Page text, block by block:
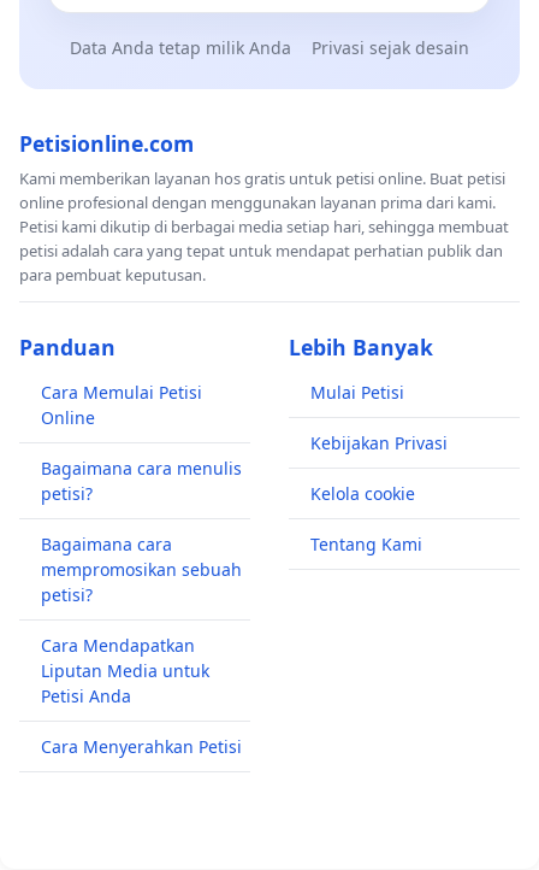
Data Anda tetap milik Anda Privasi sejak desain
Petisionline.com
Kami memberikan layanan hos gratis untuk petisi online. Buat petisi
online profesional dengan menggunakan layanan prima dari kami.
Petisi kami dikutip di berbagai media setiap hari, sehingga membuat
petisi adalah cara yang tepat untuk mendapat perhatian publik dan
para pembuat keputusan.
Panduan
Cara Memulai Petisi
Online
Bagaimana cara menulis
petisi?
Bagaimana cara
mempromosikan sebuah
petisi?
Cara Mendapatkan
Liputan Media untuk
Petisi Anda
Cara Menyerahkan Petisi
Lebih Banyak
Mulai Petisi
Kebijakan Privasi
Kelola cookie
Tentang Kami